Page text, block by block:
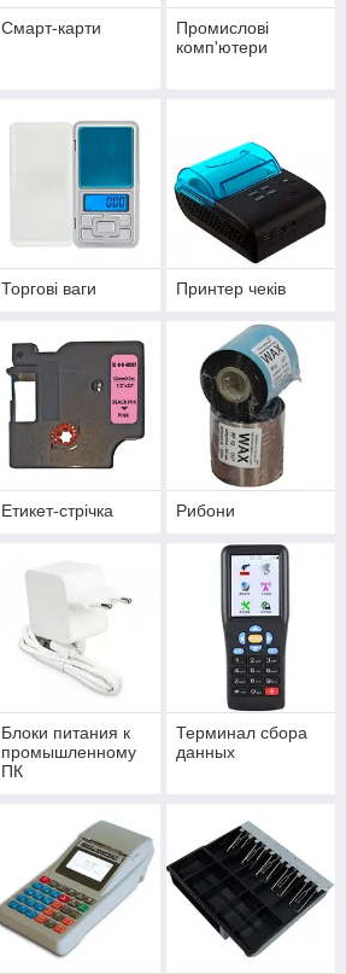
Смарт-карти
Промислові
комп'ютери
Торгові ваги Принтер чеків
Етикет-стрічка Рибони
Блоки питания к
промышленному
ПК
Терминал сбора
данных